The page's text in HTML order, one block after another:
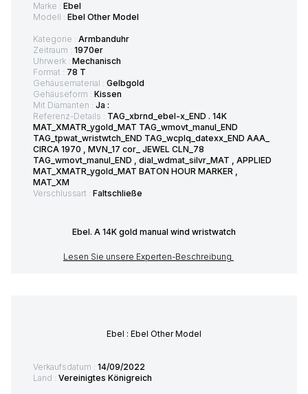
Marke : Ebel
Modell : Ebel Other Model
Kategorie : Armbanduhr
Zeitraum : 1970er
Uhrwerk : Mechanisch
Format : 78 T
Gehäusematerial : Gelbgold
Gehäuseform : Kissen
Mit Diamanten : Ja :
Referenz-Details : TAG_xbrnd_ebel-x_END . 14K
MAT_XMATR_ygold_MAT TAG_wmovt_manul_END
TAG_tpwat_wristwtch_END TAG_wcplq_datexx_END AAA_
CIRCA 1970 , MVN_17 cor_ JEWEL CLN_78
TAG_wmovt_manul_END , dial_wdmat_silvr_MAT , APPLIED
MAT_XMATR_ygold_MAT BATON HOUR MARKER ,
MAT_XM
Verschlussart : Faltschließe
Ebel. A 14K gold manual wind wristwatch
Lesen Sie unsere Experten-Beschreibung
Ebel : Ebel Other Model
Verkaufsdatum : 14/09/2022
Land : Vereinigtes Königreich